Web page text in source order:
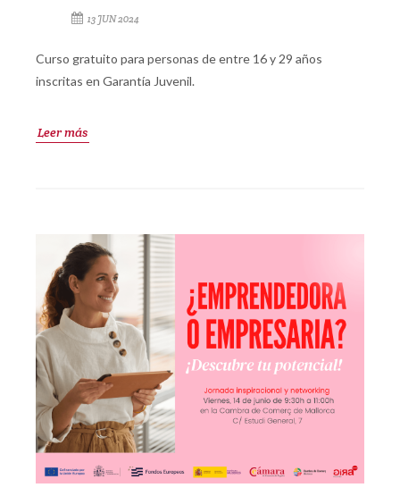
13 JUN 2024
Curso gratuito para personas de entre 16 y 29 años
inscritas en Garantía Juvenil.
Leer más